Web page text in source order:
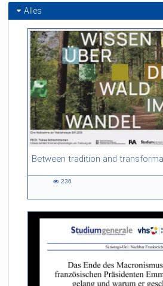
Alles
54:13 duration
236